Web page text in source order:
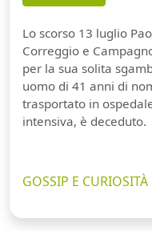
Lo scorso 13 luglio
Correggio e
per la sua solita
uomo di 41 anni di
trasportato in
intensiva, è deceduto.
GOSSIP E CURIOSITÀ